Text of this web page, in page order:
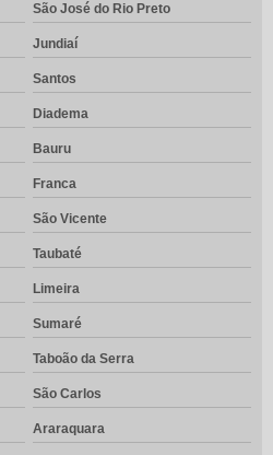
São José do Rio Preto
Jundiaí
Santos
Diadema
Bauru
Franca
São Vicente
Taubaté
Limeira
Sumaré
Taboão da Serra
São Carlos
Araraquara